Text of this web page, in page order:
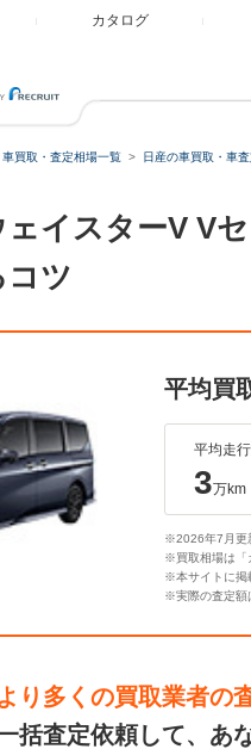
カタログ
車買取・査定相場一覧 日産の車買取・車
イスターV V
コツ
平均買
平均走
3万km
※2026年7月更
※買取相場は「
※本サイトに掲
※実際の査定額
り多くの買取業者の
括査定依頼して、あ